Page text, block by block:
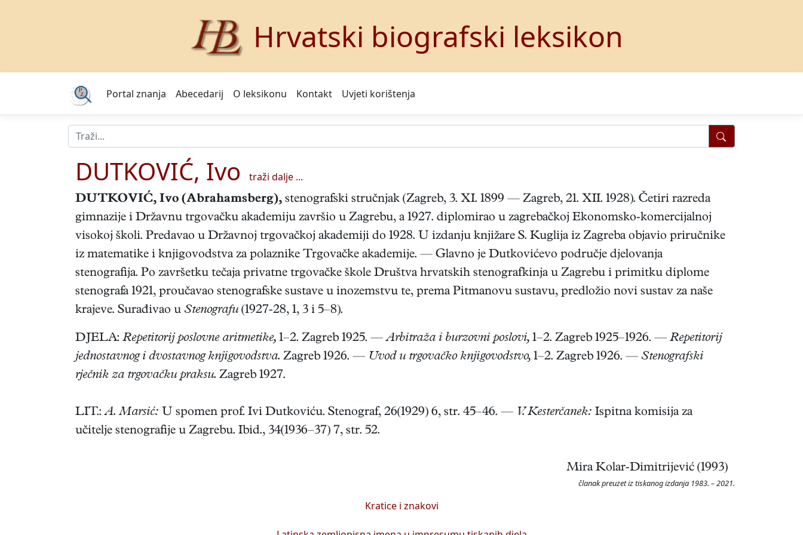
Hrvatski biografski leksikon
Portal znanja Abecedarij O leksikonu Kontakt Uvjeti korištenja
DUTKOVIĆ, Ivo traži dalje ...
DUTKOVIĆ, Ivo (Abrahamsberg), stenografski stručnjak (Zagreb, 3. XI. 1899 — Zagreb, 21. XII. 1928). Četiri razreda
gimnazije i Državnu trgovačku akademiju završio u Zagrebu, a 1927. diplomirao u zagrebačkoj Ekonomsko-komercijalnoj
visokoj školi. Predavao u Državnoj trgovačkoj akademiji do 1928. U izdanju knjižare S. Kuglija iz Zagreba objavio priručnike
iz matematike i knjigovodstva za polaznike Trgovačke akademije. — Glavno je Dutkovićevo područje djelovanja
stenografija. Po završetku tečaja privatne trgovačke škole Društva hrvatskih stenografkinja u Zagrebu i primitku diplome
stenografa 1921, proučavao stenografske sustave u inozemstvu te, prema Pitmanovu sustavu, predložio novi sustav za naše
krajeve. Surađivao u Stenografu (1927-28, 1, 3 i 5–8).
DJELA: Repetitorij poslovne aritmetike, 1–2. Zagreb 1925. —Arbitraža i burzovni poslovi, 1–2. Zagreb 1925–1926. — Repetitorij
jednostavnog i dvostavnog knjigovodstva. Zagreb 1926. — Uvod u trgovačko knjigovodstvo, 1–2. Zagreb 1926. — Stenografski
rječnik za trgovačku praksu. Zagreb 1927.
LIT.:A. Marsić: U spomen prof. Ivi Dutkoviću. Stenograf, 26(1929) 6, str. 45–46. — V. Kesterčanek: Ispitna komisija za
učitelje stenografije u Zagrebu. Ibid., 34(1936–37) 7, str. 52.
Mira Kolar-Dimitrijević (1993)
članak preuzet iz tiskanog izdanja 1983. – 2021.
Kratice i znakovi